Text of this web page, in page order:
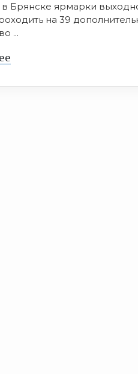
в Брянске ярмарки
на 39
...